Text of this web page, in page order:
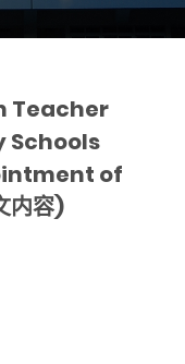
Teacher
Schools
of
内容)